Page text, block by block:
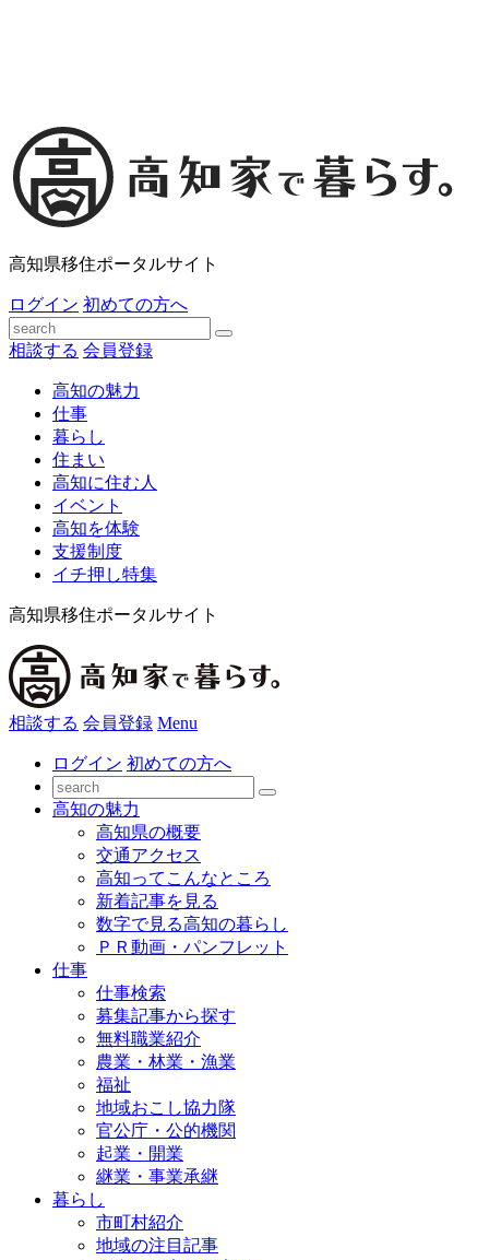
高知県移住ポータルサイト
ログイン 初めての方へ
相談する 会員登録
高知の魅力
仕事
暮らし
住まい
高知に住む人
イベント
高知を体験
支援制度
イチ押し特集
高知県移住ポータルサイト
相談する 会員登録 Menu
ログイン 初めての方へ
高知の魅力
高知県の概要
交通アクセス
高知ってこんなところ
新着記事を見る
数字で見る高知の暮らし
ＰＲ動画・パンフレット
仕事
仕事検索
募集記事から探す
無料職業紹介
農業・林業・漁業
福祉
地域おこし協力隊
官公庁・公的機関
起業・開業
継業・事業承継
暮らし
市町村紹介
地域の注目記事